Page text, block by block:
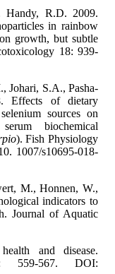
Handy, R.D. 2009.
in rainbow
growth, but subtle
18: 939-
Johari, S.A., Pasha-
Effects of dietary
sources on
biochemical
). Fish Physiology
1007/s10695-​018-​
M., Honnen, W.,
indicators to
Journal of Aquatic
and disease.
559-567. DOI: